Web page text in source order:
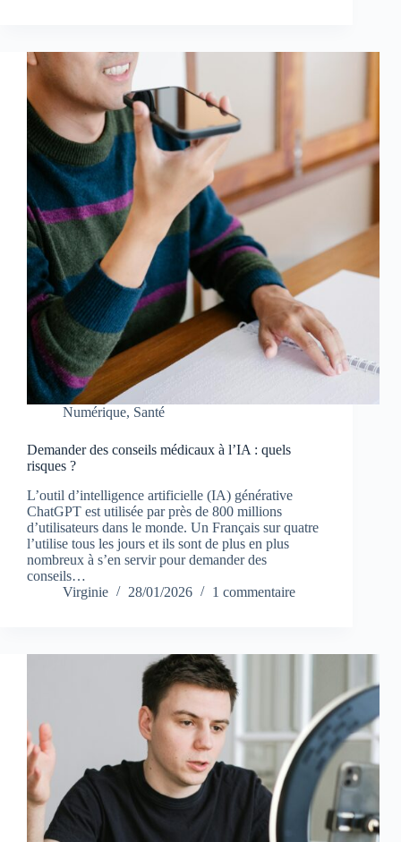
Numérique, Santé
Demander des conseils médicaux à l’IA : quels
risques ?
L’outil d’intelligence artificielle (IA) générative
ChatGPT est utilisée par près de 800 millions
d’utilisateurs dans le monde. Un Français sur quatre
l’utilise tous les jours et ils sont de plus en plus
nombreux à s’en servir pour demander des
conseils…
Virginie
28/01/2026 1 commentaire